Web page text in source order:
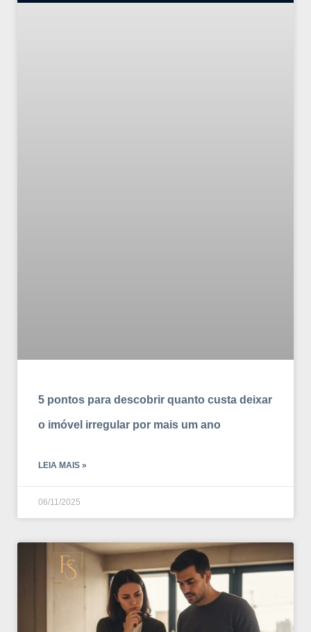
5 pontos para descobrir quanto custa deixar
o imóvel irregular por mais um ano
LEIA MAIS »
06/11/2025